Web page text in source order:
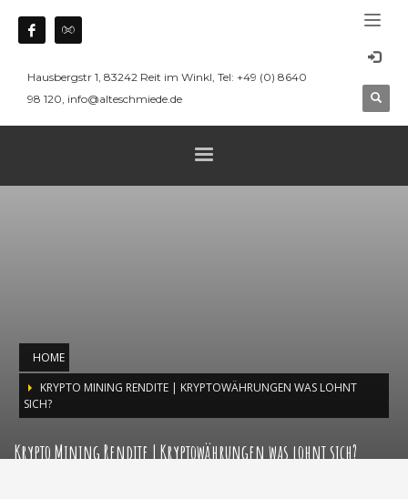
Hausbergstr 1, 83242 Reit im Winkl, Tel: +49 (0) 8640
98 120, info@alteschmiede.de
HOME
KRYPTO MINING RENDITE | KRYPTOWÄHRUNGEN WAS LOHNT
SICH?
Krypto Mining Rendite | Kryptowährungen was lohnt sich?